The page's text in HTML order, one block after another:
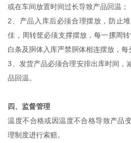
或在车间放置时间过长导致产品回温；
2、产品入库后必须合理摆放，防止
佳，周转筐必须支撑摆放，每一摞周
白条及胴体入库严禁胴体相连摆放，每
3、发货产品必须合理安排出库时间，
品回温。
四、监督管理
温度不合格或因温度不合格导致产品
理制度进行索赔。